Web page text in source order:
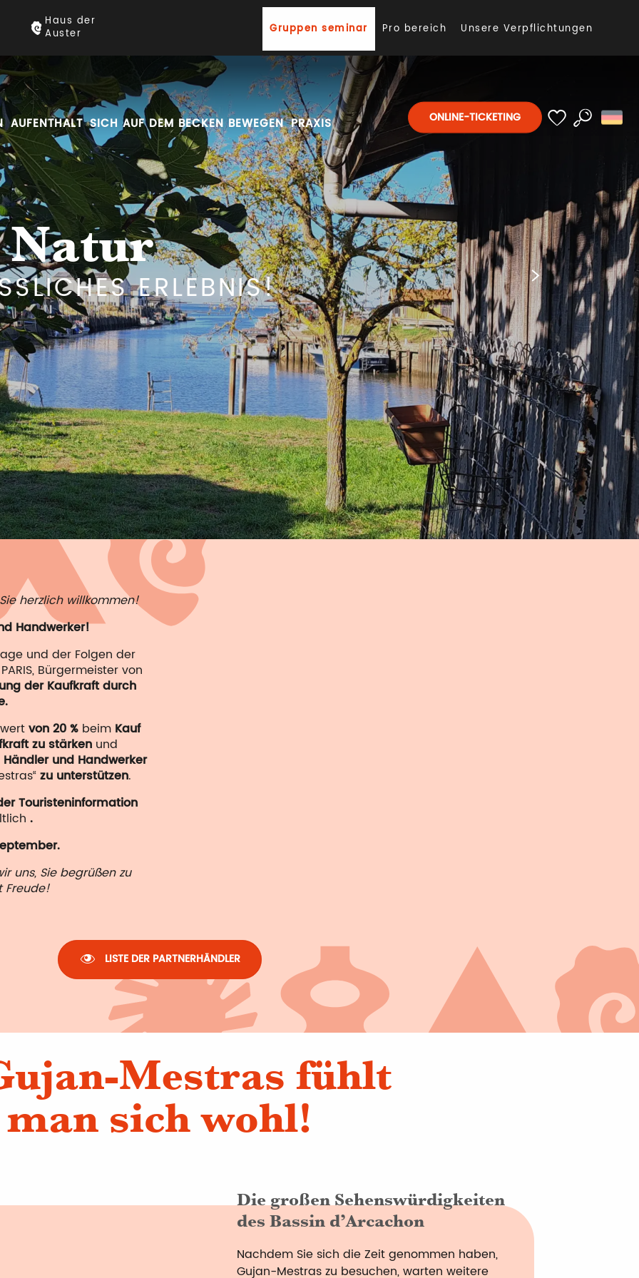
ONLINE-TICKETING
Haus der
Auster
Gruppen seminar Pro bereich Unsere Verpflichtungen
AUFENTHALT SICH AUF DEM BECKEN BEWEGEN PRAXIS
ERLEBNIS!
herzlich willkommen!
Handwerker!
und der Folgen der
Bürgermeister von
der Kaufkraft durch
von 20 %beimKauf
zu stärkenund
und Handwerker
zu unterstützen.
Touristeninformation
.
uns, Sie begrüßen zu
Freude!
LISTE DER PARTNERHÄNDLER
Mestras fühlt
man sich wohl!
Die großen Sehenswürdigkeiten
des Bassin d’Arcachon
Nachdem Sie sich die Zeit genommen haben,
Gujan-Mestras zu besuchen, warten weitere